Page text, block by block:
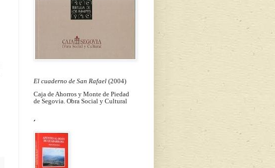
El cuaderno de San Rafael (2004)
Caja de Ahorros y Monte de Piedad
de Segovia. Obra Social y Cultural
´